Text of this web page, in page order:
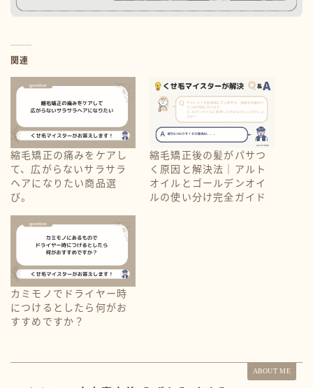
関連
縮毛矯正の痛みをケアし
て、広がらないサラサラ
ヘアになりたい商品選
び。
縮毛矯正後の髪がパサつ
く原因と解決法｜アルト
オイルとゴールデンオイ
ルの使い分け完全ガイド
カミモノでドライヤー時
につけるとしたら何がお
すすめですか？
ABOUT ME